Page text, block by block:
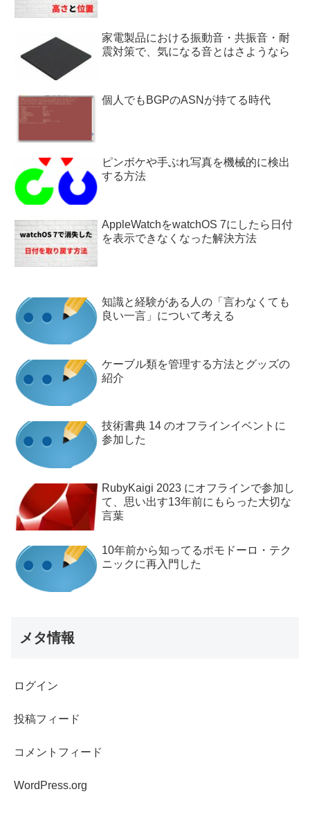
家電製品における振動音・共振音・耐
震対策で、気になる音とはさようなら
個人でもBGPのASNが持てる時代
ピンボケや手ぶれ写真を機械的に検出
する方法
AppleWatchをwatchOS 7にしたら日付
を表示できなくなった解決方法
知識と経験がある人の「言わなくても
良い一言」について考える
ケーブル類を管理する方法とグッズの
紹介
技術書典 14 のオフラインイベントに
参加した
RubyKaigi 2023 にオフラインで参加し
て、思い出す13年前にもらった大切な
言葉
10年前から知ってるポモドーロ・テク
ニックに再入門した
メタ情報
ログイン
投稿フィード
コメントフィード
WordPress.org